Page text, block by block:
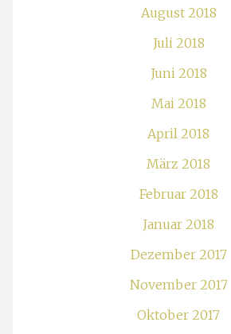
August 2018
Juli 2018
Juni 2018
Mai 2018
April 2018
März 2018
Februar 2018
Januar 2018
Dezember 2017
November 2017
Oktober 2017